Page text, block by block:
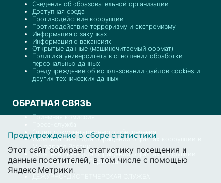
Сведения об образовательной организации
Доступная среда
Противодействие коррупции
Противодействие терроризму и экстремизму
Информация о закупках
Информация о вакансиях
Открытые данные (машиночитаемый формат)
Политика университета в отношении обработки
персональных данных
Предупреждение об использовании файлов cookies и
других технических данных
ОБРАТНАЯ СВЯЗЬ
Приемная комиссия
Отдел документационного обеспечения
Обратная связь для обращений о фактах коррупции в
Минздраве России
Обратная связь для обращений о фактах коррупции
в РНИМУ им. Н.И. Пирогова
ДЕЖУРНО-ДИСПЕТЧЕРСКАЯ СЛУЖБА
Предупреждение о сборе статистики
Этот сайт собирает статистику посещения и
данные посетителей, в том числе с помощью
Яндекс.Метрики.